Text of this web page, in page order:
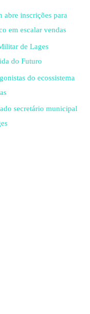
abre inscrições para
em escalar vendas
de Lages
do Futuro
do ecossistema
secretário municipal